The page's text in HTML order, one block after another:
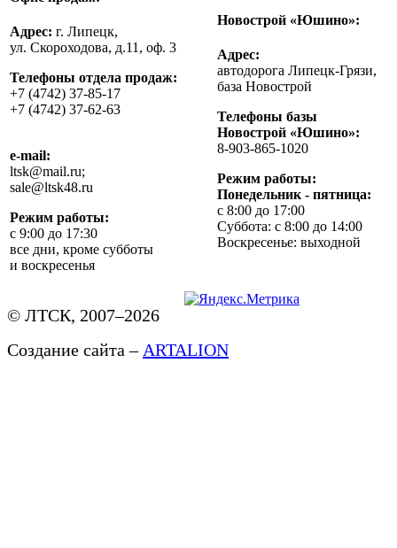
Адрес: г. Липецк,
ул. Скороходова, д.11, оф. 3
Телефоны отдела продаж:
+7 (4742) 37-85-17
+7 (4742) 37-62-63
e-mail:
ltsk@mail.ru;
sale@ltsk48.ru
Режим работы:
с 9:00 до 17:30
все дни, кроме субботы
и воскресенья
Новострой «Юшино»:
Адрес:
автодорога Липецк-Грязи,
база Новострой
Телефоны базы
Новострой «Юшино»:
8-903-865-1020
Режим работы:
Понедельник - пятница:
с 8:00 до 17:00
Суббота: с 8:00 до 14:00
Воскресенье: выходной
© ЛТСК, 2007–2026
Создание сайта – ARTALION